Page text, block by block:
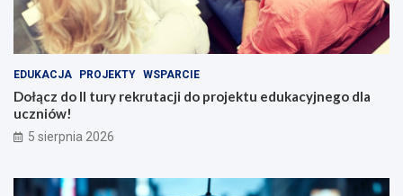
EDUKACJA PROJEKTY WSPARCIE
Dołącz do II tury rekrutacji do projektu edukacyjnego dla
uczniów!
5 sierpnia 2026